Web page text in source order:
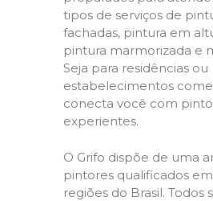
tipos de serviços de
fachadas, pintura em
pintura marmorizada e
Seja para residências ou
estabelecimentos
conecta você com
experientes.
O Grifo dispõe de uma
pintores qualificados
regiões do Brasil. Todos